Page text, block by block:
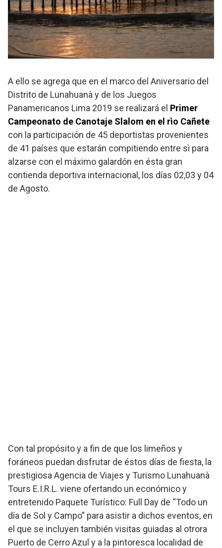
A ello se agrega que en el marco del Aniversario del
Distrito de Lunahuanà y de los Juegos
Panamericanos Lima 2019 se realizará el Primer
Campeonato de Canotaje Slalom en el rìo Cañete
con la participación de 45 deportistas provenientes
de 41 países que estarán compitiendo entre sì para
alzarse con el máximo galardón en ésta gran
contienda deportiva internacional, los días 02,03 y 04
de Agosto.
Con tal propósito y a fin de que los limeños y
foráneos puedan disfrutar de éstos días de fiesta, la
prestigiosa Agencia de Viajes y Turismo Lunahuanà
Tours E.I.R.L. viene ofertando un económico y
entretenido Paquete Turístico: Full Day de “Todo un
día de Sol y Campo” para asistir a dichos eventos, en
el que se incluyen también visitas guiadas al otrora
Puerto de Cerro Azul y a la pintoresca localidad de